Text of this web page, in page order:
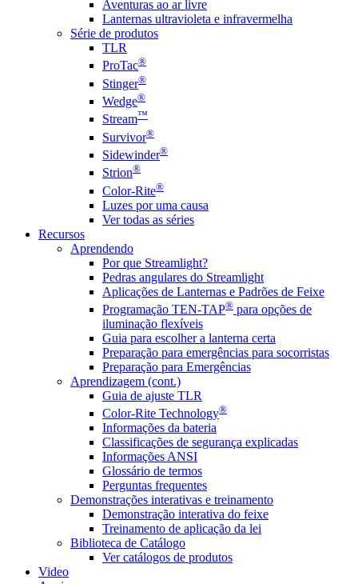
Aventuras ao ar livre
Lanternas ultravioleta e infravermelha
Série de produtos
TLR
ProTac®
Stinger®
Wedge®
Stream™
Survivor®
Sidewinder®
Strion®
Color-Rite®
Luzes por uma causa
Ver todas as séries
Recursos
Aprendendo
Por que Streamlight?
Pedras angulares do Streamlight
Aplicações de Lanternas e Padrões de Feixe
Programação TEN-TAP® para opções de
iluminação flexíveis
Guia para escolher a lanterna certa
Preparação para emergências para socorristas
Preparação para Emergências
Aprendizagem (cont.)
Guia de ajuste TLR
Color-Rite Technology®
Informações da bateria
Classificações de segurança explicadas
Informações ANSI
Glossário de termos
Perguntas frequentes
Demonstrações interativas e treinamento
Demonstração interativa do feixe
Treinamento de aplicação da lei
Biblioteca de Catálogo
Ver catálogos de produtos
Video